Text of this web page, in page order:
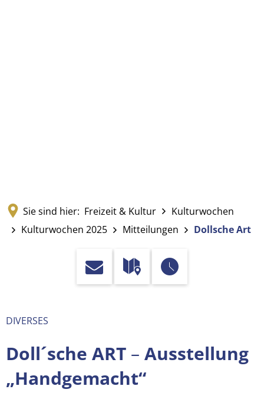
Sie sind hier: Freizeit & Kultur
Kulturwochen
Kulturwochen 2025
Mitteilungen Dollsche Art
DIVERSES
Doll´sche ART – Ausstellung
„Handgemacht“